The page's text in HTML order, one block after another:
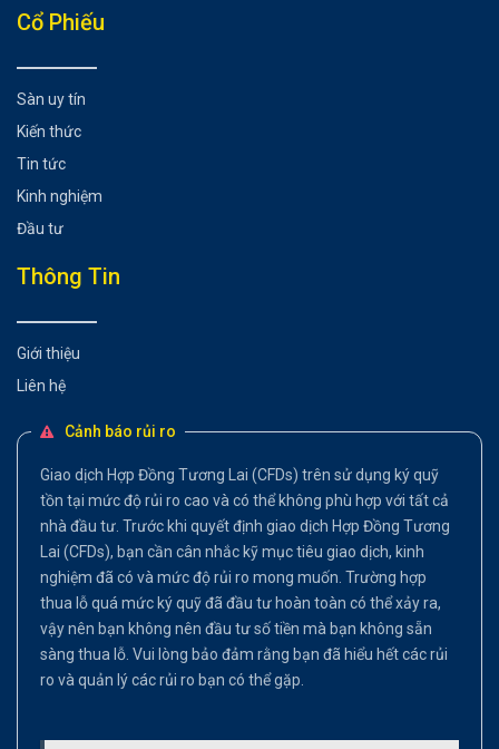
Cổ Phiếu
Sàn uy tín
Kiến thức
Tin tức
Kinh nghiệm
Đầu tư
Thông Tin
Giới thiệu
Liên hệ
Cảnh báo rủi ro
Giao dịch Hợp Đồng Tương Lai (CFDs) trên sử dụng ký quỹ
tồn tại mức độ rủi ro cao và có thể không phù hợp với tất cả
nhà đầu tư. Trước khi quyết định giao dịch Hợp Đồng Tương
Lai (CFDs), bạn cần cân nhắc kỹ mục tiêu giao dịch, kinh
nghiệm đã có và mức độ rủi ro mong muốn. Trường hợp
thua lỗ quá mức ký quỹ đã đầu tư hoàn toàn có thể xảy ra,
vậy nên bạn không nên đầu tư số tiền mà bạn không sẵn
sàng thua lỗ. Vui lòng bảo đảm rằng bạn đã hiểu hết các rủi
ro và quản lý các rủi ro bạn có thể gặp.